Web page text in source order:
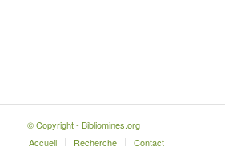
© Copyright - Bibliomines.org
Accueil
Recherche Contact